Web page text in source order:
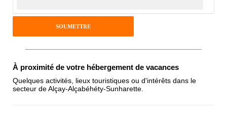
Antispam - Combien font 7x4 (en
chiffres) :
À proximité de votre hébergement de vacances
Quelques activités, lieux touristiques ou d'intérêts dans le
secteur de Alçay-Alçabéhéty-Sunharette.